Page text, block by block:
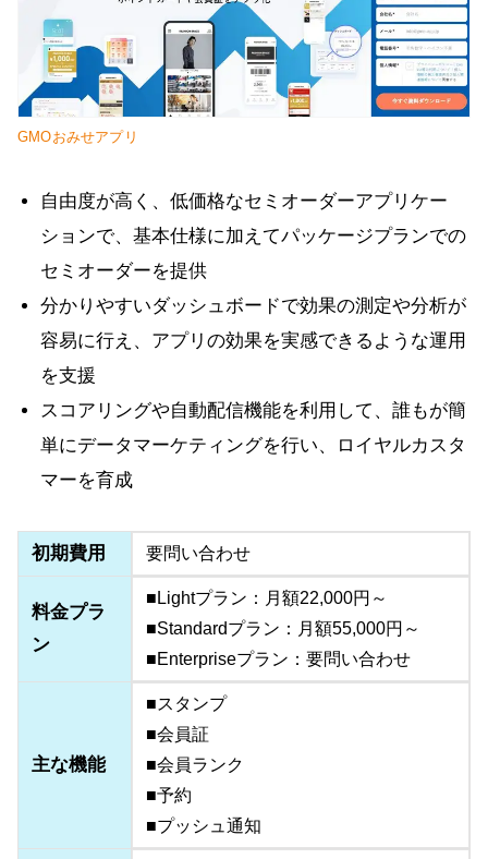
GMOおみせアプリ
自由度が高く、低価格なセミオーダーアプリケー
ションで、基本仕様に加えてパッケージプランでの
セミオーダーを提供
分かりやすいダッシュボードで効果の測定や分析が
容易に行え、アプリの効果を実感できるような運用
を支援
スコアリングや自動配信機能を利用して、誰もが簡
単にデータマーケティングを行い、ロイヤルカスタ
マーを育成
初期費用 要問い合わせ
料金プラ
ン
■Lightプラン：月額22,000円～
■Standardプラン：月額55,000円～
■Enterpriseプラン：要問い合わせ
主な機能
■スタンプ
■会員証
■会員ランク
■予約
■プッシュ通知